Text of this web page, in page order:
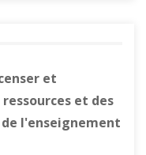
et
et des
l'enseignement